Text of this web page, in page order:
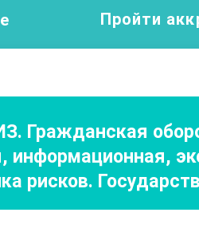
Пройти
Гражданская
рисков.